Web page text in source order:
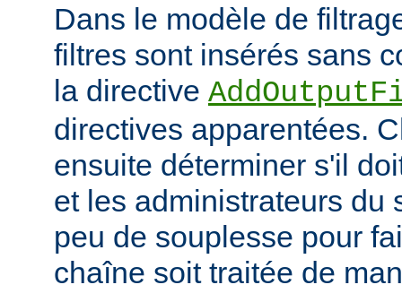
Dans le modèle de
filtres sont insérés sans
la directive
directives apparentées.
ensuite déterminer s'il
et les administrateurs du
peu de souplesse pour
chaîne soit traitée de